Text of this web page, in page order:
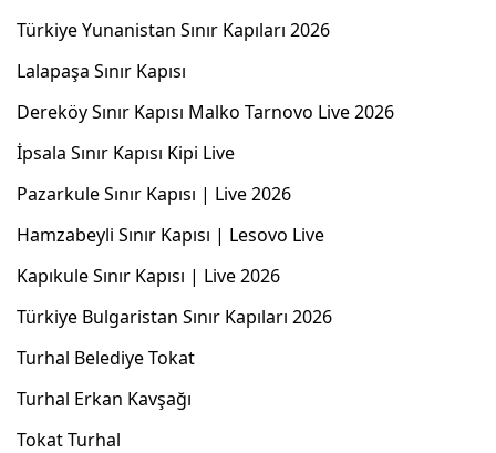
Türkiye Yunanistan Sınır Kapıları 2026
Lalapaşa Sınır Kapısı
Dereköy Sınır Kapısı Malko Tarnovo Live 2026
İpsala Sınır Kapısı Kipi Live
Pazarkule Sınır Kapısı | Live 2026
Hamzabeyli Sınır Kapısı | Lesovo Live
Kapıkule Sınır Kapısı | Live 2026
Türkiye Bulgaristan Sınır Kapıları 2026
Turhal Belediye Tokat
Turhal Erkan Kavşağı
Tokat Turhal